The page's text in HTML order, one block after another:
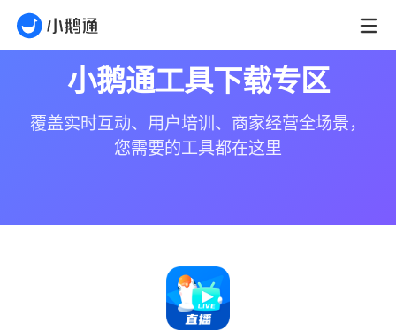
小鹅通工具下载专区
覆盖实时互动、用户培训、商家经营全场景，
您需要的工具都在这里